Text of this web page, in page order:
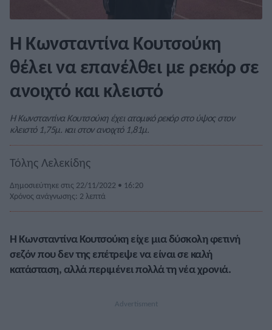
Η Κωνσταντίνα Κουτσούκη
θέλει να επανέλθει με ρεκόρ σε
ανοιχτό και κλειστό
Η Κωνσταντίνα Κουτσούκη έχει ατομικό ρεκόρ στο ύψος στον
κλειστό 1,75μ. και στον ανοιχτό 1,81μ.
Τόλης Λελεκίδης
Δημοσιεύτηκε στις 22/11/2022 • 16:20
Χρόνος ανάγνωσης: 2 λεπτά
Η Κωνσταντίνα Κουτσούκη είχε μια δύσκολη φετινή
σεζόν που δεν της επέτρεψε να είναι σε καλή
κατάσταση, αλλά περιμένει πολλά τη νέα χρονιά.